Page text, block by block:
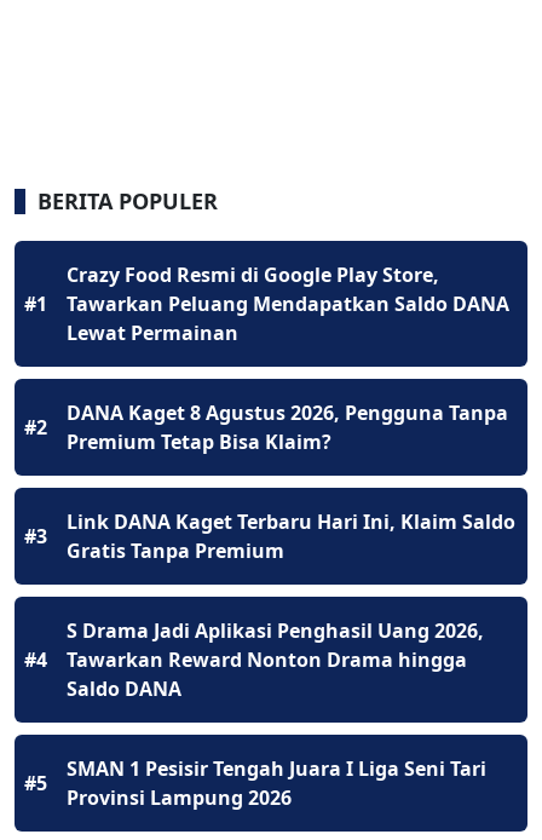
BERITA POPULER
#1
Crazy Food Resmi di Google Play Store,
Tawarkan Peluang Mendapatkan Saldo DANA
Lewat Permainan
#2
DANA Kaget 8 Agustus 2026, Pengguna Tanpa
Premium Tetap Bisa Klaim?
#3
Link DANA Kaget Terbaru Hari Ini, Klaim Saldo
Gratis Tanpa Premium
#4
S Drama Jadi Aplikasi Penghasil Uang 2026,
Tawarkan Reward Nonton Drama hingga
Saldo DANA
#5
SMAN 1 Pesisir Tengah Juara I Liga Seni Tari
Provinsi Lampung 2026